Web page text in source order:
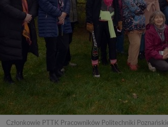
Członkowie PTTK Pracowników Politechniki